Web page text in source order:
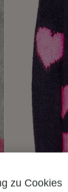
zu Cookies